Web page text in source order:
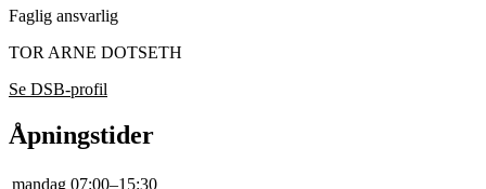
Faglig ansvarlig
TOR ARNE DOTSETH
Se DSB-profil
Åpningstider
mandag 07:00–15:30